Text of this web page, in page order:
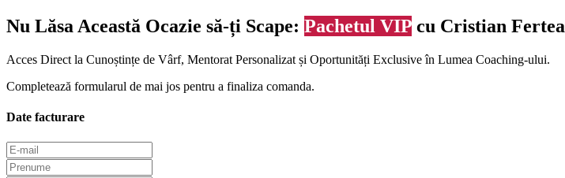
Nu Lăsa Această Ocazie să-ți Scape: Pachetul VIP cu Cristian Fertea
Acces Direct la Cunoștințe de Vârf, Mentorat Personalizat și Oportunități Exclusive în Lumea Coaching-ului.
Completează formularul de mai jos pentru a finaliza comanda.
Date facturare